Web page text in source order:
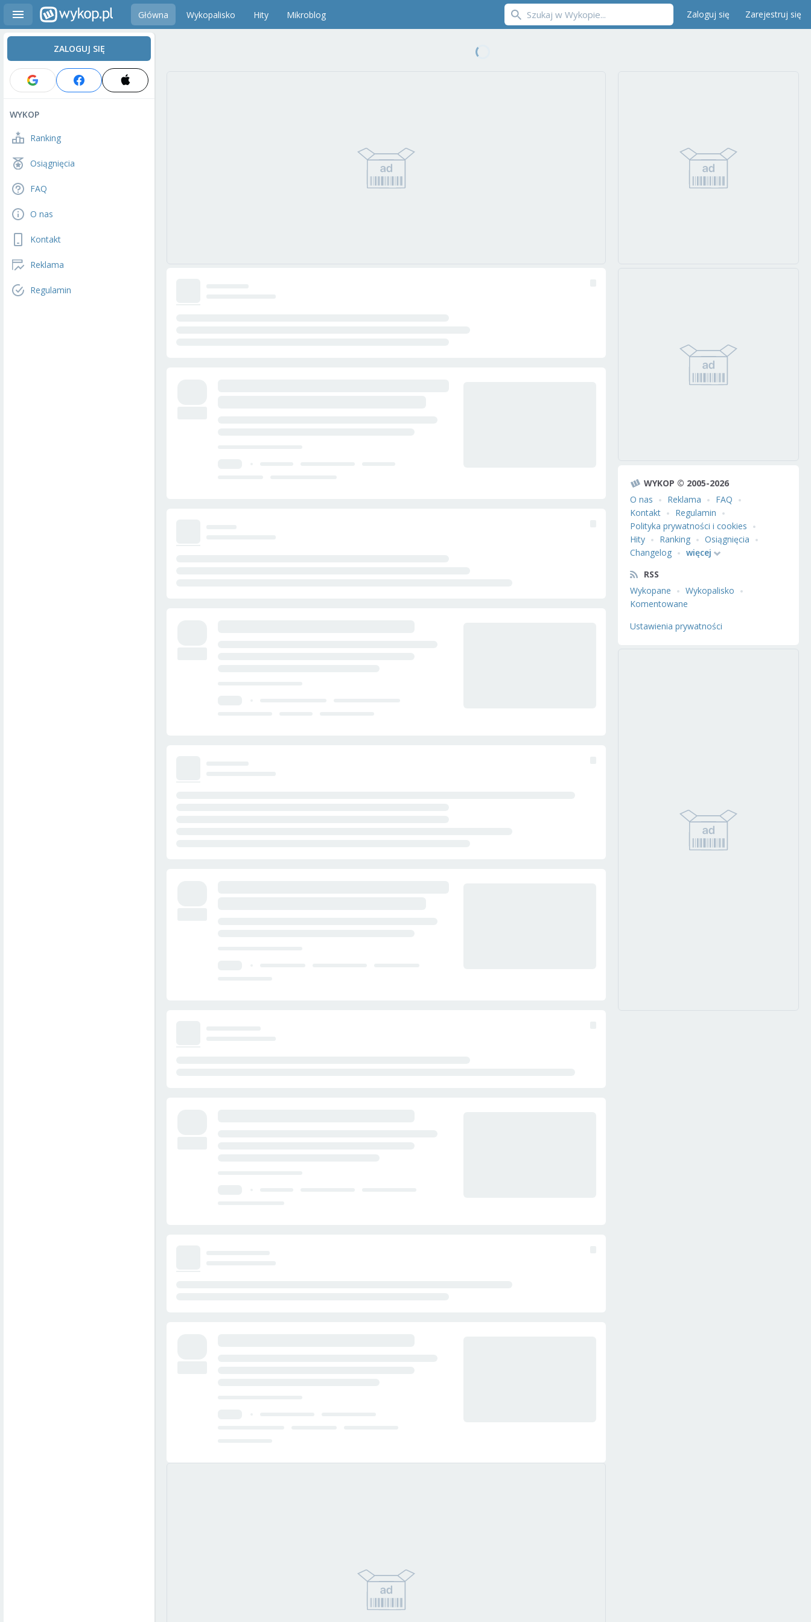
Główna Wykopalisko Hity Mikroblog Zaloguj się Zarejestruj się
ZALOGUJ SIĘ
WYKOP
Ranking
Osiągnięcia
FAQ
O nas
Kontakt
Reklama
Regulamin
WYKOP © 2005-2026
O nas
Reklama
FAQ
Kontakt
Regulamin
Polityka prywatności i cookies
Hity
Ranking
Osiągnięcia
Changelog
więcej
RSS
Wykopane
Wykopalisko
Komentowane
Ustawienia prywatności